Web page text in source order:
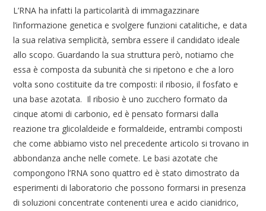
L’RNA ha infatti la particolarità di immagazzinare
l’informazione genetica e svolgere funzioni catalitiche, e data
la sua relativa semplicità, sembra essere il candidato ideale
allo scopo. Guardando la sua struttura però, notiamo che
essa è composta da subunità che si ripetono e che a loro
volta sono costituite da tre composti: il ribosio, il fosfato e
una base azotata. Il ribosio è uno zucchero formato da
cinque atomi di carbonio, ed è pensato formarsi dalla
reazione tra glicolaldeide e formaldeide, entrambi composti
che come abbiamo visto nel precedente articolo si trovano in
abbondanza anche nelle comete. Le basi azotate che
compongono l’RNA sono quattro ed è stato dimostrato da
esperimenti di laboratorio che possono formarsi in presenza
di soluzioni concentrate contenenti urea e acido cianidrico,